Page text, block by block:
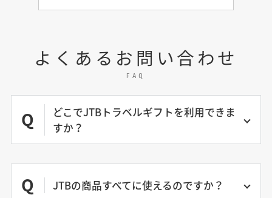
よくあるお問い合わせ
FAQ
Q
どこでJTBトラベルギフトを利用できま
すか？
Q JTBの商品すべてに使えるのですか？